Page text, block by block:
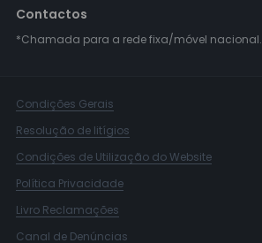
Contactos
*Chamada para a rede fixa/móvel nacional.
Condições Gerais
Resolução de litígios
Condições de Utilização do Website
Política Privacidade
Livro Reclamações
Canal de Denúncias